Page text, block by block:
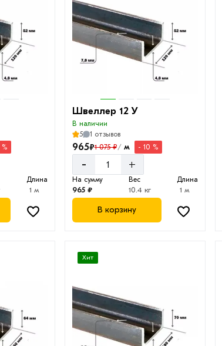
Длина
1 м
Швеллер 12 У
В наличии
5
1 отзывов
965₽1 075 ₽/м - 10 %
- +
На сумму
965 ₽
Вес
10.4 кг
Длина
1 м
В корзину
Хит